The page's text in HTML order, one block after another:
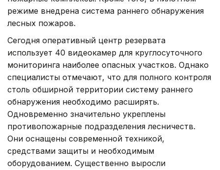
режиме внедрена система раннего обнаружения
лесных пожаров.
Сегодня оперативный центр резервата
использует 40 видеокамер для круглосуточного
мониторинга наиболее опасных участков. Однако
специалисты отмечают, что для полного контроля
столь обширной территории систему раннего
обнаружения необходимо расширять.
Одновременно значительно укреплены
противопожарные подразделения лесничеств.
Они оснащены современной техникой,
средствами защиты и необходимым
оборудованием. Существенно выросли